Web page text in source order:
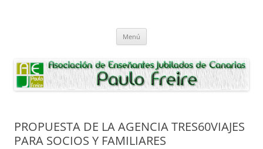
Paulo Freire
Menú
PROPUESTA DE LA AGENCIA TRES60VIAJES
PARA SOCIOS Y FAMILIARES